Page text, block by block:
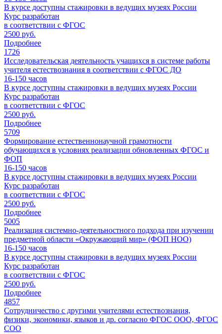
В курсе доступны стажировки в ведущих музеях России
Курс разработан
в соответствии с ФГОС
2500 руб.
Подробнее
1726
Исследовательская деятельность учащихся в системе работы
учителя естествознания в соответствии с ФГОС ДО
16-150 часов
В курсе доступны стажировки в ведущих музеях России
Курс разработан
в соответствии с ФГОС
2500 руб.
Подробнее
5709
Формирование естественнонаучной грамотности
обучающихся в условиях реализации обновленных ФГОС и
ФОП
16-150 часов
В курсе доступны стажировки в ведущих музеях России
Курс разработан
в соответствии с ФГОС
2500 руб.
Подробнее
5005
Реализация системно-деятельностного подхода при изучении
предметной области «Окружающий мир» (ФОП НОО)
16-150 часов
В курсе доступны стажировки в ведущих музеях России
Курс разработан
в соответствии с ФГОС
2500 руб.
Подробнее
4857
Сотрудничество с другими учителями естествознания,
физики, экономики, языков и др. согласно ФГОС ООО, ФГОС
СОО